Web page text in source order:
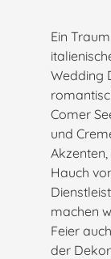
Ein
Wedding
Comer
und
Hauch
machen
Feier
der